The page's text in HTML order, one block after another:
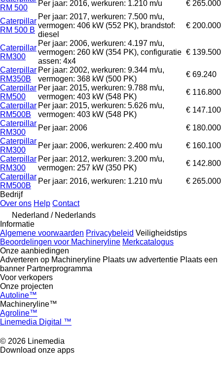
RM 500
Per jaar: 2016, werkuren: 1.210 m/u € 265.000
Caterpillar
RM 500 B
Per jaar: 2017, werkuren: 7.500 m/u,
vermogen: 406 kW (552 PK), brandstof:
diesel
€ 200.000
Caterpillar
RM300
Per jaar: 2006, werkuren: 4.197 m/u,
vermogen: 260 kW (354 PK), configuratie
assen: 4x4
€ 139.500
Caterpillar
RM350B
Per jaar: 2002, werkuren: 9.344 m/u,
vermogen: 368 kW (500 PK)
€ 69.240
Caterpillar
RM500
Per jaar: 2015, werkuren: 9.788 m/u,
vermogen: 403 kW (548 PK)
€ 116.800
Caterpillar
RM500B
Per jaar: 2015, werkuren: 5.626 m/u,
vermogen: 403 kW (548 PK)
€ 147.100
Caterpillar
RM300
Per jaar: 2006
€ 180.000
Caterpillar
RM300
Per jaar: 2006, werkuren: 2.400 m/u
€ 160.100
Caterpillar
RM300
Per jaar: 2012, werkuren: 3.200 m/u,
vermogen: 257 kW (350 PK)
€ 142.800
Caterpillar
RM500B
Per jaar: 2016, werkuren: 1.210 m/u
€ 265.000
Bedrijf
Over ons Help Contact
Nederland / Nederlands
Informatie
Algemene voorwaarden Privacybeleid Veiligheidstips
Beoordelingen voor Machineryline Merkcatalogus
Onze aanbiedingen
Adverteren op Machineryline Plaats uw advertentie Plaats een
banner Partnerprogramma
Voor verkopers
Onze projecten
Autoline™
Machineryline™
Agroline™
Linemedia Digital ™
© 2026 Linemedia
Download onze apps